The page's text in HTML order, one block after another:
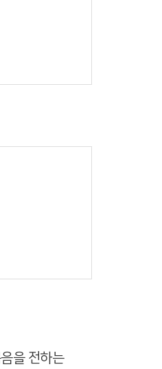
을 전하는